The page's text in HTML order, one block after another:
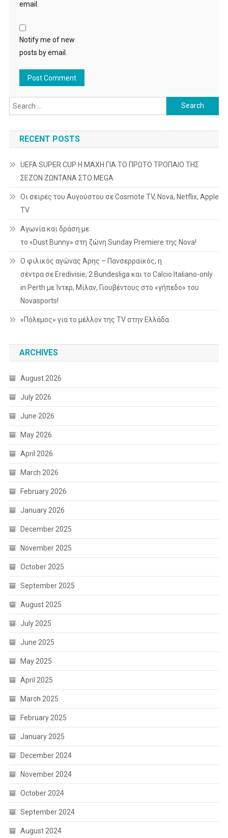
email.
Notify me of new
posts by email.
Search
for:
RECENT POSTS
UEFA SUPER CUP Η ΜΑΧΗ ΓΙΑ ΤΟ ΠΡΩΤΟ ΤΡΟΠΑΙΟ ΤΗΣ
ΣΕΖΟΝ ΖΩΝΤΑΝΑ ΣΤΟ MEGA
Οι σειρές του Αυγούστου σε Cosmote TV, Nova, Netflix, Apple
TV
Αγωνία και δράση με
το «Dust Bunny» στη ζώνη Sunday Premiere της Nova!
Ο φιλικός αγώνας Άρης – Πανσερραϊκός, η
σέντρα σε Eredivisie, 2.Bundesliga και το Calcio Italiano-only
in Perth με Ίντερ, Μίλαν, Γιουβέντους στο «γήπεδο» του
Novasports!
«Πόλεμος» για το μέλλον της TV στην Ελλάδα
ARCHIVES
August 2026
July 2026
June 2026
May 2026
April 2026
March 2026
February 2026
January 2026
December 2025
November 2025
October 2025
September 2025
August 2025
July 2025
June 2025
May 2025
April 2025
March 2025
February 2025
January 2025
December 2024
November 2024
October 2024
September 2024
August 2024